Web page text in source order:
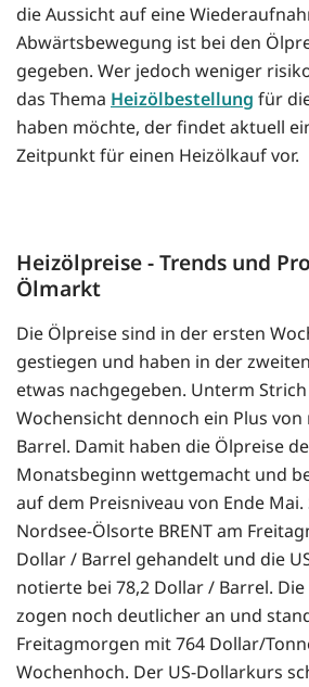
die Aussicht auf eine
Abwärtsbewegung ist bei den
gegeben. Wer jedoch weniger
das Thema Heizölbestellung für
haben möchte, der findet aktuell
Zeitpunkt für einen Heizölkauf vor.
Heizölpreise - Trends und
Ölmarkt
Die Ölpreise sind in der ersten
gestiegen und haben in der
etwas nachgegeben. Unterm
Wochensicht dennoch ein Plus
Barrel. Damit haben die Ölpreise
Monatsbeginn wettgemacht und
auf dem Preisniveau von Ende
Nordsee-Ölsorte BRENT am
Dollar / Barrel gehandelt und die
notierte bei 78,2 Dollar / Barrel.
zogen noch deutlicher an und
Freitagmorgen mit 764 Dollar/
Wochenhoch. Der US-Dollarkurs